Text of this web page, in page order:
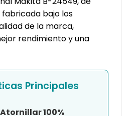
fabricada bajo los
de la marca,
rendimiento y una
Principales
100%